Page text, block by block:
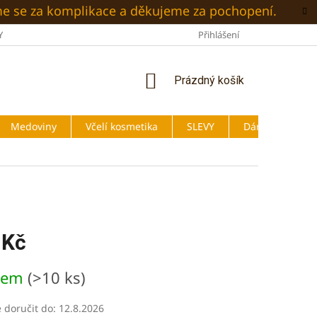
se za komplikace a děkujeme za pochopení.
OBCHODNÍ PODMÍNKY
Přihlášení
NÁKUPNÍ
Prázdný košík
Medoviny Včelí kosmetika SLEVY
Dárky
(>10 ks)
doručit do: 12.8.2026